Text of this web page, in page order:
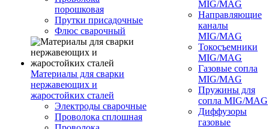
порошковая
Прутки присадочные
Флюс сварочный
Материалы для сварки
нержавеющих и
жаростойких сталей
Электроды сварочные
Проволока сплошная
MIG/MAG
Направляющие
каналы
MIG/MAG
Токосъемники
MIG/MAG
Газовые сопла
MIG/MAG
Пружины для
сопла MIG/MAG
Диффузоры
газовые